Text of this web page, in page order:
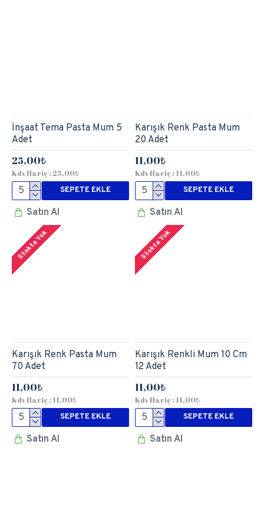
İnşaat Tema Pasta Mum 5
Adet
25,00₺
Kdv Hariç : 25,00₺
SEPETE EKLE
Satın Al
Karışık Renk Pasta Mum
20 Adet
11,00₺
Kdv Hariç : 11,00₺
SEPETE EKLE
Satın Al
Stokta Yok
Karışık Renk Pasta Mum
70 Adet
11,00₺
Kdv Hariç : 11,00₺
SEPETE EKLE
Satın Al
Stokta Yok
Karışık Renkli Mum 10 Cm
12 Adet
11,00₺
Kdv Hariç : 11,00₺
SEPETE EKLE
Satın Al